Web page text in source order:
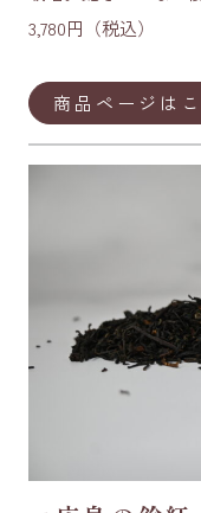
3,780円（税込）
商品ページは